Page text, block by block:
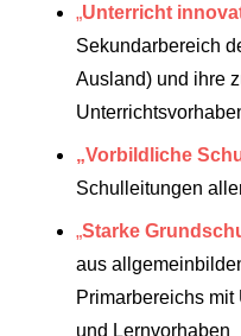
„Unterricht
Sekundarbereich
Ausland) und ihre
„Vorbildliche
Schulleitungen
„Starke
aus
Primarbereichs
und Lernvorhaben